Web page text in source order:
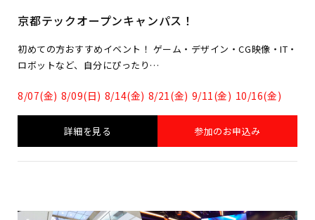
京都テックオープンキャンパス！
初めての方おすすめイベント！ ゲーム・デザイン・CG映像・IT・
ロボットなど、自分にぴったり…
8/07(金) 8/09(日) 8/14(金) 8/21(金) 9/11(金) 10/16(金)
詳細を見る 参加のお申込み